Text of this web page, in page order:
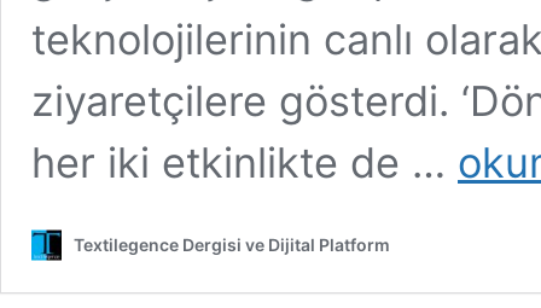
teknolojilerinin canlı olarak
ziyaretçilere gösterdi.
her iki etkinlikte de …
Starlinger
Odaklandı
Textilegence Dergisi ve Dijital Platform